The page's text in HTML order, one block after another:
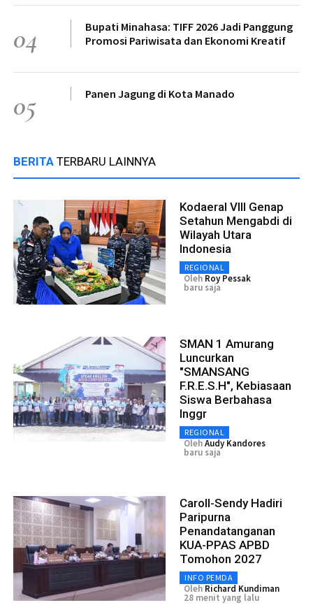
04
Bupati Minahasa: TIFF 2026 Jadi Panggung
Promosi Pariwisata dan Ekonomi Kreatif
05 Panen Jagung di Kota Manado
BERITA TERBARU LAINNYA
Kodaeral VIII Genap
Setahun Mengabdi di
Wilayah Utara
Indonesia
REGIONAL
Oleh Roy Pessak
baru saja
SMAN 1 Amurang
Luncurkan
"SMANSANG
F.R.E.S.H", Kebiasaan
Siswa Berbahasa
Inggr
REGIONAL
OlehAudy Kandores
baru saja
Caroll-Sendy Hadiri
Paripurna
Penandatanganan
KUA-PPAS APBD
Tomohon 2027
INFO PEMDA
Oleh Richard Kundiman
28 menit yang lalu